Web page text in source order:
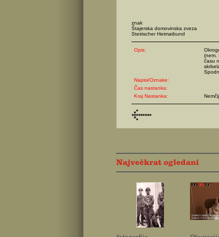
znak
Štajerska domovinska zveza
Steirischer Heimatbund
Opis:
(nem.
času
Napisi/Oznake:
Čas nastanka:
Kraj Nastanka: